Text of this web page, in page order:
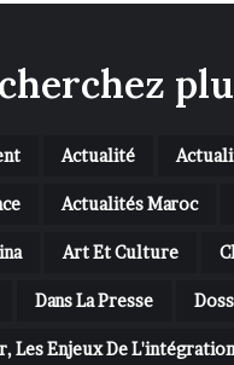
Actualité
Actualités Maroc
Art Et Culture
Dans La Presse
Les Enjeux De L'intégration